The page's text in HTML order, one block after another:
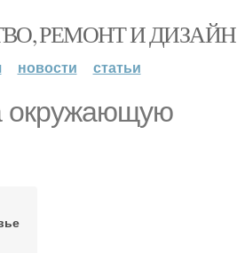
РЕМОНТ И ДИЗАЙН
новости статьи
окружающую